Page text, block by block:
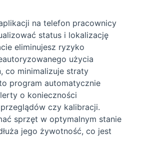
na telefon pracownicy
status i lokalizację
eliminujesz ryzyko
użycia
co minimalizuje straty
program automatycznie
o konieczności
czy kalibracji.
sprzęt w optymalnym stanie
jego żywotność, co jest